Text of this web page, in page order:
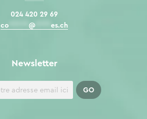
024 420 29 69
co
@ es.ch
Newsletter